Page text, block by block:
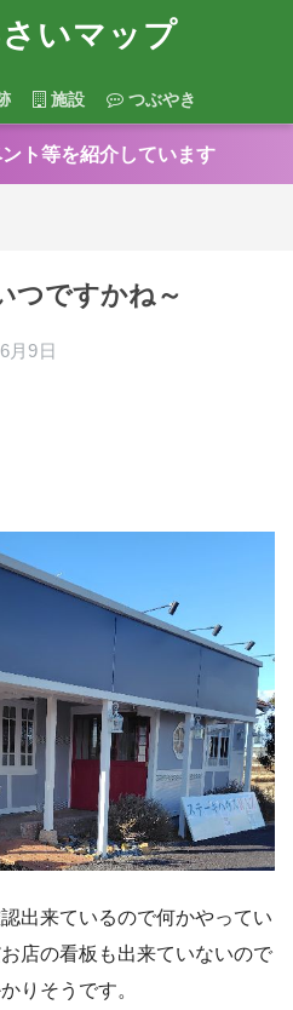
いマップ
施設 つぶやき
ト等を紹介しています
つですかね～
月9日
出来ているので何かやってい
店の看板も出来ていないので
りそうです。